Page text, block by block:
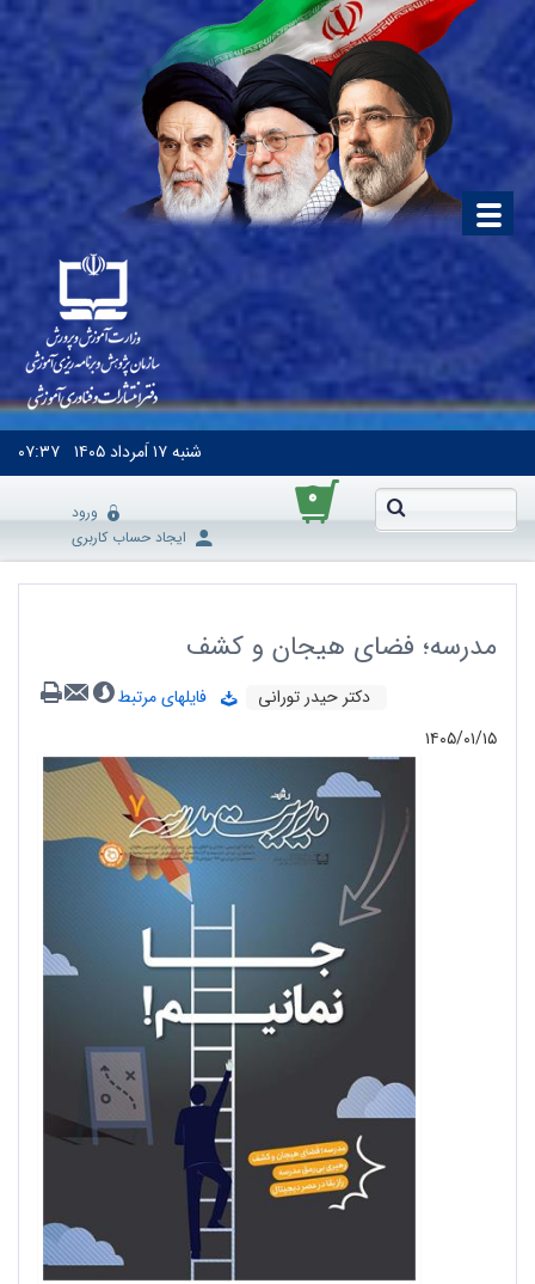
شنبه۱۷ اَمرداد ۱۴۰۵ ۰۷:۳۷
۰
ورود
ایجاد حساب کاربری
مدرسه؛ فضای هیجان و کشف
دکتر حیدر تورانی
فایلهای مرتبط
۱۴۰۵/۰۱/۱۵